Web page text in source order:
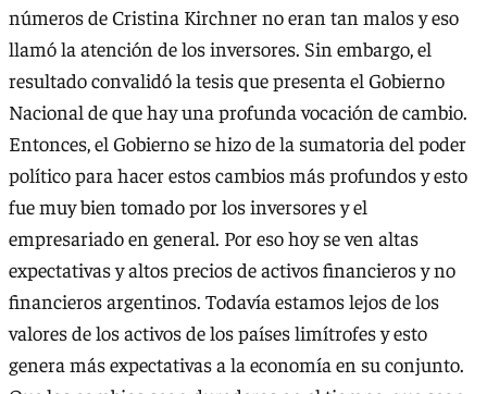
números de Cristina Kirchner no eran tan malos y eso
llamó la atención de los inversores. Sin embargo, el
resultado convalidó la tesis que presenta el Gobierno
Nacional de que hay una profunda vocación de cambio.
Entonces, el Gobierno se hizo de la sumatoria del poder
político para hacer estos cambios más profundos y esto
fue muy bien tomado por los inversores y el
empresariado en general. Por eso hoy se ven altas
expectativas y altos precios de activos financieros y no
financieros argentinos. Todavía estamos lejos de los
valores de los activos de los países limítrofes y esto
genera más expectativas a la economía en su conjunto.